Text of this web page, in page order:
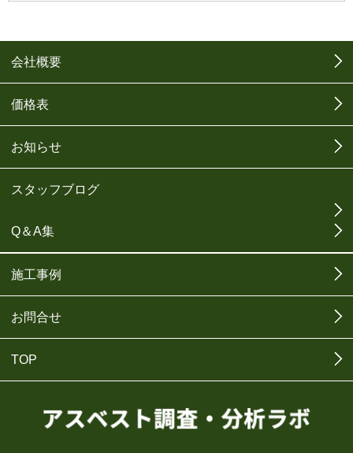
会社概要
価格表
お知らせ
スタッフブログ
Q＆A集
施工事例
お問合せ
TOP